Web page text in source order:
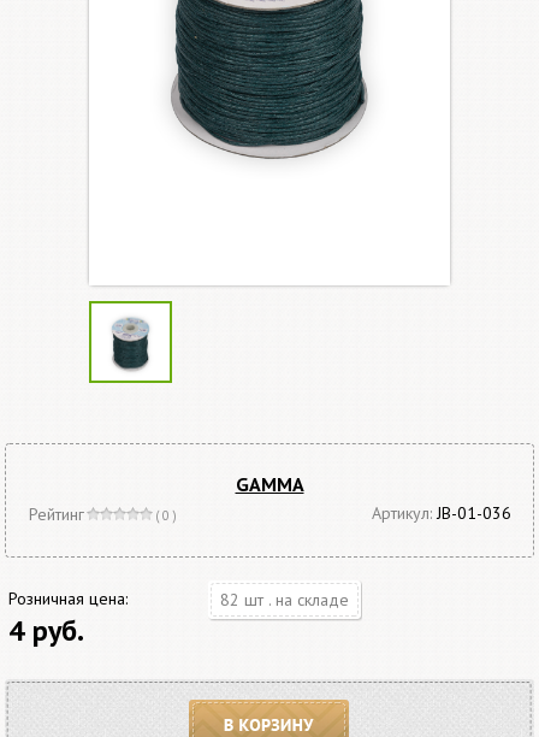
GAMMA
Рейтинг ( 0 ) Артикул:JB-01-036
Розничная цена:
4 руб.
82 шт . на складе